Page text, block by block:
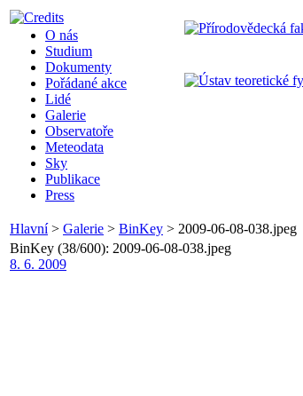
O nás
Studium
Dokumenty
Pořádané akce
Lidé
Galerie
Observatoře
Meteodata
Sky
Publikace
Press
Hlavní> Galerie > BinKey > 2009-06-08-038.jpeg
BinKey (38/600): 2009-06-08-038.jpeg
8. 6. 2009